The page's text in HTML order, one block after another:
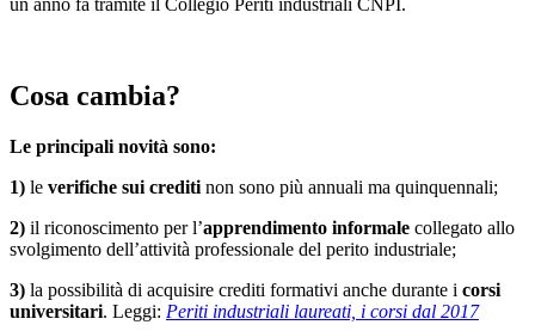
Cosa cambia?
Le principali novità sono:
1) le verifiche sui crediti non sono più annuali ma quinquennali;
2) il riconoscimento per l’apprendimento informale collegato allo
svolgimento dell’attività professionale del perito industriale;
3) la possibilità di acquisire crediti formativi anche durante i corsi
universitari. Leggi: Periti industriali laureati, i corsi dal 2017